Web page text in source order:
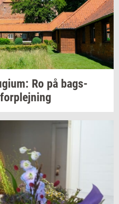
Ro på bags­
for­plej­ning